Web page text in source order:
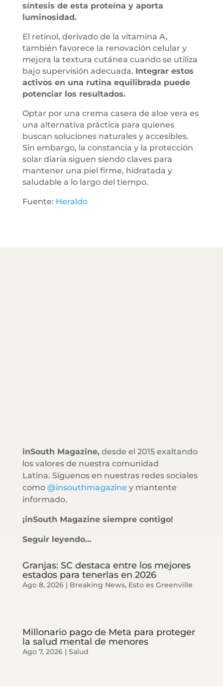
síntesis de esta proteína y aporta
luminosidad.
El retinol, derivado de la vitamina A,
también favorece la renovación celular y
mejora la textura cutánea cuando se utiliza
bajo supervisión adecuada. Integrar estos
activos en una rutina equilibrada puede
potenciar los resultados.
Optar por una crema casera de aloe vera es
una alternativa práctica para quienes
buscan soluciones naturales y accesibles.
Sin embargo, la constancia y la protección
solar diaria siguen siendo claves para
mantener una piel firme, hidratada y
saludable a lo largo del tiempo.
Fuente: Heraldo
inSouth Magazine,desde el 2015 exaltando
los valores de nuestra comunidad
Latina. Síguenos en nuestras redes sociales
como @insouthmagazine y mantente
informado.
¡inSouth Magazine siempre contigo!
Seguir leyendo…
Granjas: SC destaca entre los mejores
estados para tenerlas en 2026
Ago 8, 2026| Breaking News, Esto es Greenville
Millonario pago de Meta para proteger
la salud mental de menores
Ago 7, 2026| Salud